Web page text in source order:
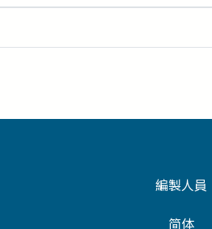
編製人員
简体